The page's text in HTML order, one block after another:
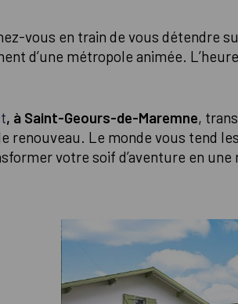
vous en train de vous détendre
d’une métropole animée.
, à Saint-Geours-de-Maremne,
renouveau. Le monde vous tend
votre soif d’aventure en